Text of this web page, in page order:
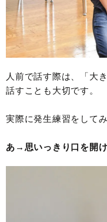
人前で話す際は、「大
話すことも大切です。
実際に発生練習をして
あ→思いっきり口を開